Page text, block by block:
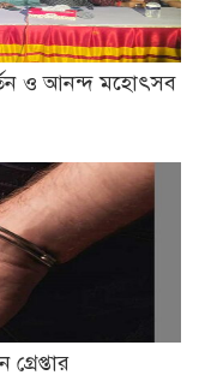
ও আনন্দ মহোৎসব